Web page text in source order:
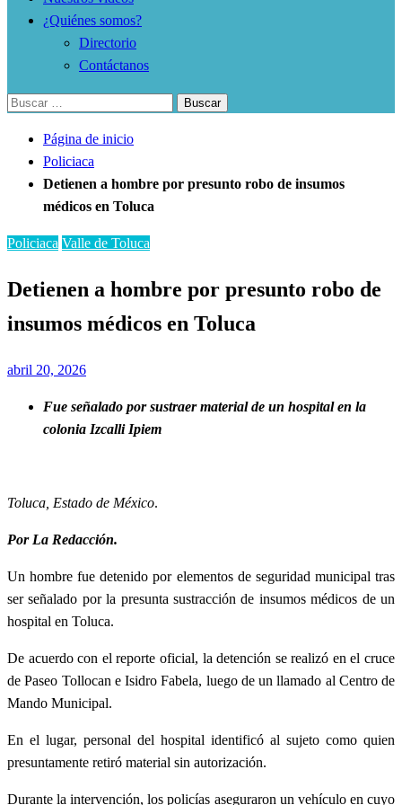
¿Quiénes somos?
Directorio
Contáctanos
Buscar:
Página de inicio
Policiaca
Detienen a hombre por presunto robo de insumos
médicos en Toluca
Policiaca Valle de Toluca
Detienen a hombre por presunto robo de
insumos médicos en Toluca
Publicado
abril 20, 2026
Fue señalado por sustraer material de un hospital en la
colonia Izcalli Ipiem
Toluca, Estado de México.
Por La Redacción.
Un hombre fue detenido por elementos de seguridad municipal tras
ser señalado por la presunta sustracción de insumos médicos de un
hospital en Toluca.
De acuerdo con el reporte oficial, la detención se realizó en el cruce
de Paseo Tollocan e Isidro Fabela, luego de un llamado al Centro de
Mando Municipal.
En el lugar, personal del hospital identificó al sujeto como quien
presuntamente retiró material sin autorización.
Durante la intervención, los policías aseguraron un vehículo en cuyo